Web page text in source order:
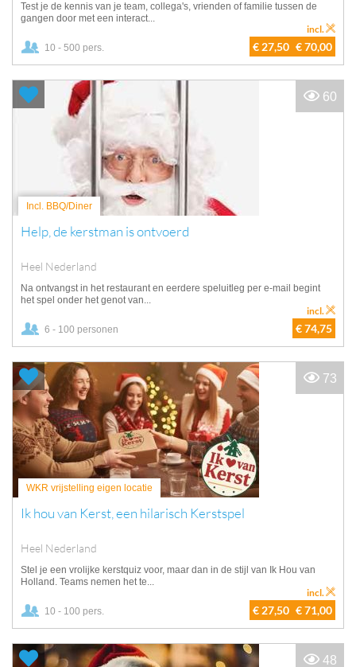
Test je de kennis van je team, collega's, vrienden of familie tussen de
gangen door met een interact...
10 - 500 pers. € 27,50 € 70,00
incl.
Incl. BBQ/Diner
Help, de kerstman is ontvoerd
Heel Nederland
Na ontvangst in het restaurant en eerdere speluitleg per e-mail begint
het spel onder het genot van...
6 - 100 personen € 74,75
incl.
60
WKR vrijstelling eigen locatie
Ik hou van Kerst, een hilarisch Kerstspel
Heel Nederland
Stel je een vrolijke kerstquiz voor, maar dan in de stijl van Ik Hou van
Holland. Teams nemen het te...
10 - 100 pers. € 27,50 € 71,00
incl.
73
48